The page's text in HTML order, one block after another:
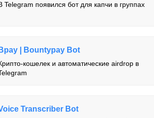
Telegram появился бот для капчи в группах
Bpay | Bountypay Bot
кошелек и автоматические airdrop в
Transcriber Bot